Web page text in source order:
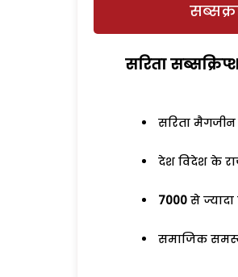
सरिता
सरिता
देश विदेश के
7000 से
समाजिक